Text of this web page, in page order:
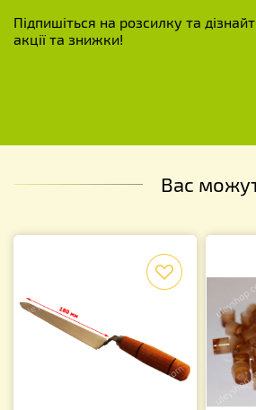
Підпишіться на розсилку та
акції та знижки!
Вас